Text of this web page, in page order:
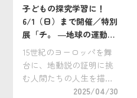
子どもの探究学習に！
6/1（日）まで開催／特別
展「チ。 ―地球の運動に
ついて― 地球(いわ)が動
く」に行こう！
15世紀のヨーロッパを舞
台に、地動説の証明に挑
む人間たちの人生を描い
た魚豊氏の漫画「チ。-地
2025/04/30